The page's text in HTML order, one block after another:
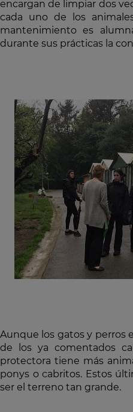
encargan de limpiar dos
cada uno de los
mantenimiento es
durante sus prácticas la
Aunque los gatos y perros
de los ya comentados
protectora tiene más
ponys o cabritos. Estos
ser el terreno tan grande.